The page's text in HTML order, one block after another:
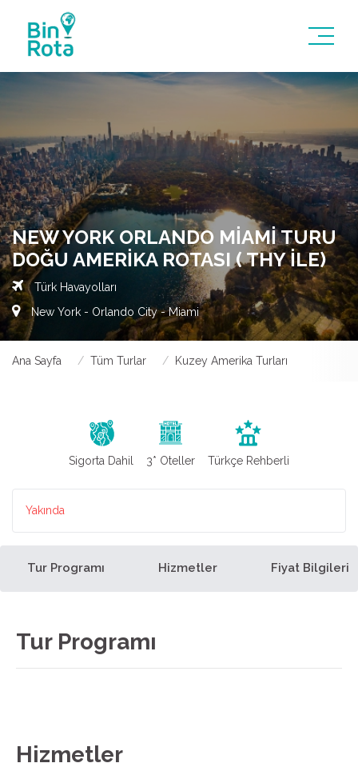
NEW YORK ORLANDO MIAMI TURU
DOĞU AMERIKA ROTASI ( THY ILE)
Türk Havayolları
New York - Orlando City - Miami
Ana Sayfa Tüm Turlar Kuzey Amerika Turları
Sigorta Dahil 3* Oteller Türkçe Rehberli
Yakında
Tur Programı Hizmetler Fiyat Bilgileri
Tur Programı
Hizmetler